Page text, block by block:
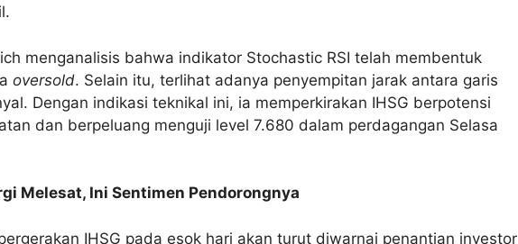
menganalisis bahwa indikator Stochastic RSI telah membentuk
oversold. Selain itu, terlihat adanya penyempitan jarak antara garis
Dengan indikasi teknikal ini, ia memperkirakan IHSG berpotensi
dan berpeluang menguji level 7.680 dalam perdagangan Selasa
Melesat, Ini Sentimen Pendorongnya
IHSG pada esok hari akan turut diwarnai penantian investor